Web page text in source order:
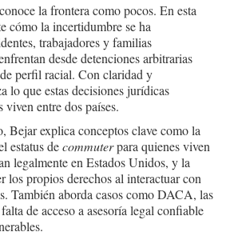
conoce la frontera como pocos. En esta
cómo la incertidumbre se ha
trabajadores y familias
desde detenciones arbitrarias
perfil racial. Con claridad y
lo que estas decisiones jurídicas
entre dos países.
Bejar explica conceptos clave como la
estatus decommuterpara quienes viven
legalmente en Estados Unidos, y la
los propios derechos al interactuar con
También aborda casos como DACA, las
de acceso a asesoría legal confiable